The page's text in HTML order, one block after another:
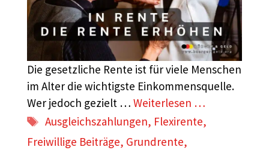
Die gesetzliche Rente ist für viele Menschen
im Alter die wichtigste Einkommensquelle.
Wer jedoch gezielt … Weiterlesen …
Schlagwörter
Ausgleichszahlungen, Flexirente,
Freiwillige Beiträge, Grundrente,